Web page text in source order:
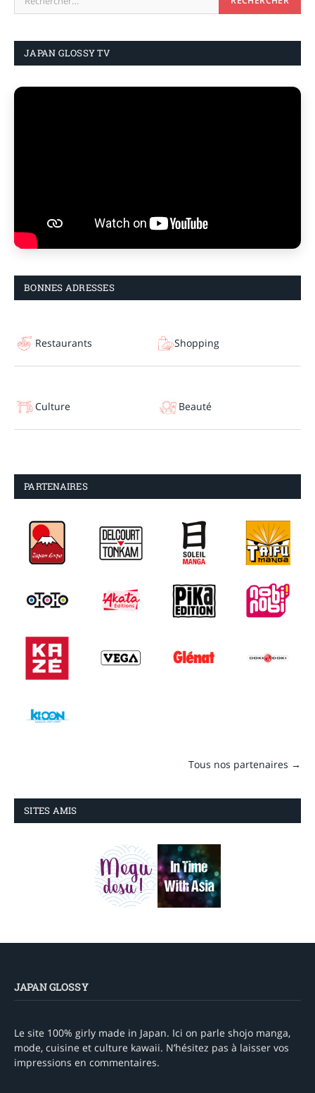
JAPAN GLOSSY TV
BONNES ADRESSES
Restaurants Shopping
Culture Beauté
PARTENAIRES
Tous nos partenaires →
SITES AMIS
JAPAN GLOSSY
Le site 100% girly made in Japan. Ici on parle shojo manga,
mode, cuisine et culture kawaii. N’hésitez pas à laisser vos
impressions en commentaires.